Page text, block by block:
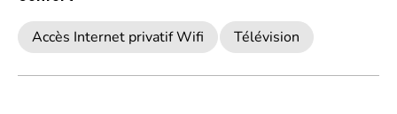
Accès Internet privatif Wifi Télévision